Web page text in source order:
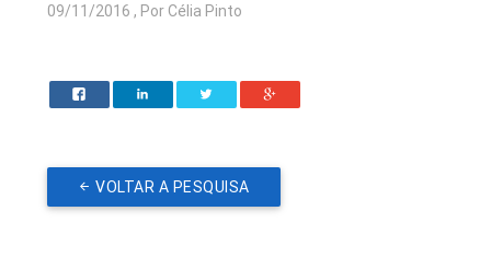
09/11/2016 , Por Célia Pinto
VOLTAR A PESQUISA